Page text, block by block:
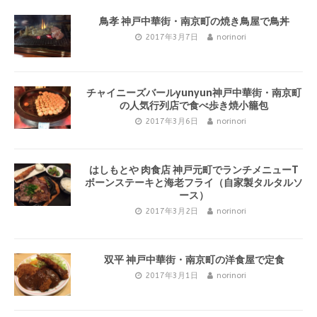
鳥孝 神戸中華街・南京町の焼き鳥屋で鳥丼
2017年3月7日 norinori
チャイニーズバールyunyun神戸中華街・南京町
の人気行列店で食べ歩き焼小籠包
2017年3月6日 norinori
はしもとや 肉食店 神戸元町でランチメニューT
ボーンステーキと海老フライ（自家製タルタルソ
ース）
2017年3月2日 norinori
双平 神戸中華街・南京町の洋食屋で定食
2017年3月1日 norinori